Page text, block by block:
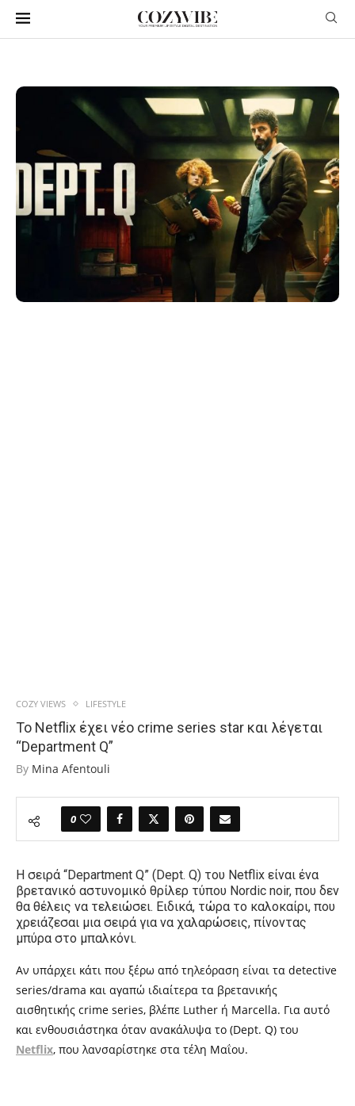
COZY VIEWS LIFESTYLE
Το Netflix έχει νέο crime series star και λέγεται
“Department Q”
By Mina Afentouli
0
Η σειρά “Department Q” (Dept. Q) του Netflix είναι ένα
βρετανικό αστυνομικό θρίλερ τύπου Nordic noir, που δεν
θα θέλεις να τελειώσει. Ειδικά, τώρα το καλοκαίρι, που
χρειάζεσαι μια σειρά για να χαλαρώσεις, πίνοντας
μπύρα στο μπαλκόνι.
Αν υπάρχει κάτι που ξέρω από τηλεόραση είναι τα detective
series/drama και αγαπώ ιδιαίτερα τα βρετανικής
αισθητικής crime series, βλέπε Luther ή Marcella. Για αυτό
και ενθουσιάστηκα όταν ανακάλυψα το (Dept. Q) του
Netflix, που λανσαρίστηκε στα τέλη Μαΐου.